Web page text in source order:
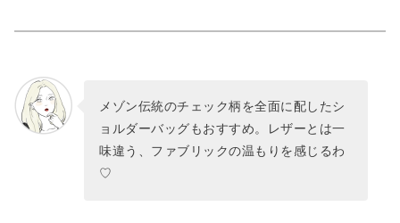
メゾン伝統のチェック柄を全面に配したシ
ョルダーバッグもおすすめ。レザーとは一
味違う、ファブリックの温もりを感じるわ
♡